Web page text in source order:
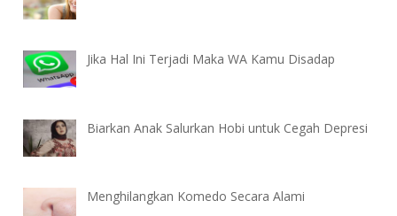
Jika Hal Ini Terjadi Maka WA Kamu Disadap
Biarkan Anak Salurkan Hobi untuk Cegah Depresi
Menghilangkan Komedo Secara Alami